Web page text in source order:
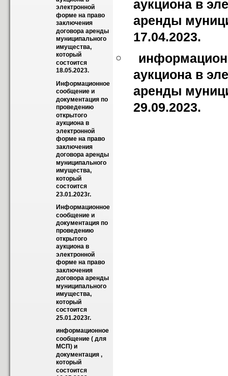
электронной
форме на право
заключения
договора аренды
муниципального
имущества,
который
состоится
18.05.2023.
Информационное
сообщение и
документация по
проведению
открытого
аукциона в
электронной
форме на право
заключения
договора аренды
муниципального
имущества,
который
состоится
23.01.2023г.
Информационное
сообщение и
документация по
проведению
открытого
аукциона в
электронной
форме на право
заключения
договора аренды
муниципального
имущества,
который
состоится
25.01.2023г.
информационное
сообщение ( для
МСП) и
документация ,
который
состоится
аукциона в
аренды
17.04.2023.
аукциона в
аренды
29.09.2023.